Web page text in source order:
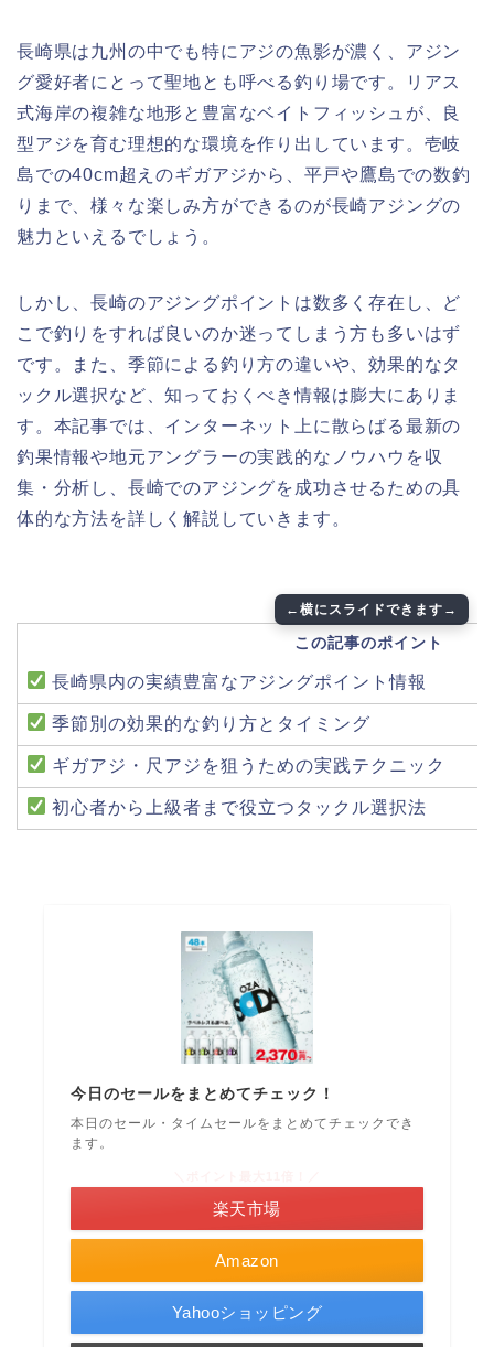
長崎県は九州の中でも特にアジの魚影が濃く、アジン
グ愛好者にとって聖地とも呼べる釣り場です。リアス
式海岸の複雑な地形と豊富なベイトフィッシュが、良
型アジを育む理想的な環境を作り出しています。壱岐
島での40cm超えのギガアジから、平戸や鷹島での数釣
りまで、様々な楽しみ方ができるのが長崎アジングの
魅力といえるでしょう。
しかし、長崎のアジングポイントは数多く存在し、ど
こで釣りをすれば良いのか迷ってしまう方も多いはず
です。また、季節による釣り方の違いや、効果的なタ
ックル選択など、知っておくべき情報は膨大にありま
す。本記事では、インターネット上に散らばる最新の
釣果情報や地元アングラーの実践的なノウハウを収
集・分析し、長崎でのアジングを成功させるための具
体的な方法を詳しく解説していきます。
この記事のポイント
長崎県内の実績豊富なアジングポイント情報
季節別の効果的な釣り方とタイミング
ギガアジ・尺アジを狙うための実践テクニック
初心者から上級者まで役立つタックル選択法
今日のセールをまとめてチェック！
本日のセール・タイムセールをまとめてチェックでき
ます。
Amazon
楽天市場
Yahooショッピング